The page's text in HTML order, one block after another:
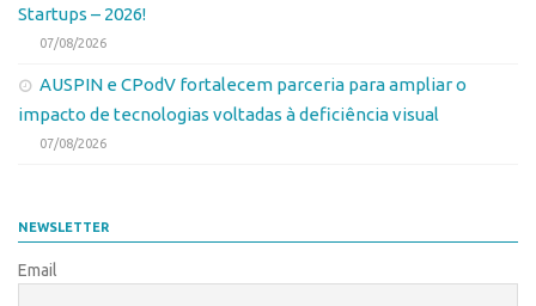
Portal do Inventor
VPI – Vocação para Inovação
Patrimônio Genético
Desenho Industrial
Buscar Anterioridade
VPI – Vocação para Inovação
Patrimônio Genético
Startups – 2026!
07/08/2026
AUSPIN e CPodV fortalecem parceria para ampliar o
impacto de tecnologias voltadas à deficiência visual
07/08/2026
NEWSLETTER
Email